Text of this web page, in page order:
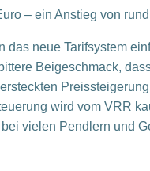
– ein Anstieg von
das neue Tarifsystem
Beigeschmack,
wird vom VRR
vielen Pendlern und